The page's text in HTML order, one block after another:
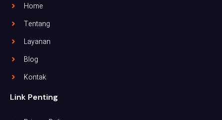
Home
Tentang
Layanan
Blog
Kontak
Link Penting